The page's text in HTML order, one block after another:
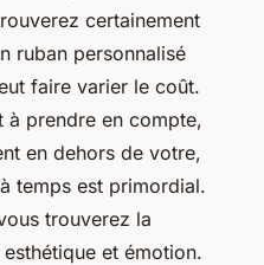
certainement
ruban personnalisé
faire varier le coût.
à prendre en compte,
en dehors de votre,
temps est primordial.
trouverez la
et émotion.